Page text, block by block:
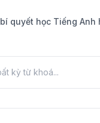
quyết học Tiếng Anh